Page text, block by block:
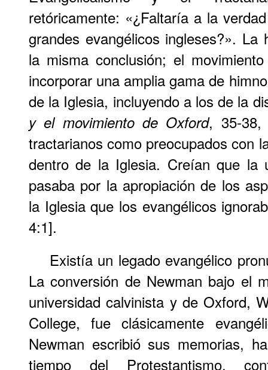
retóricamente: «¿Faltaría a la
grandes evangélicos ingleses?». La
la misma conclusión; el
incorporar una amplia gama de
de la Iglesia, incluyendo a los de la
y el movimiento de Oxford, 35-38,
tractarianos como preocupados con
dentro de la Iglesia. Creían que la
pasaba por la apropiación de los
la Iglesia que los evangélicos
4:1].
Existía un legado evangélico
La conversión de Newman bajo el
universidad calvinista y de Oxford,
College, fue clásicamente
Newman escribió sus memorias,
tiempo del Protestantismo,